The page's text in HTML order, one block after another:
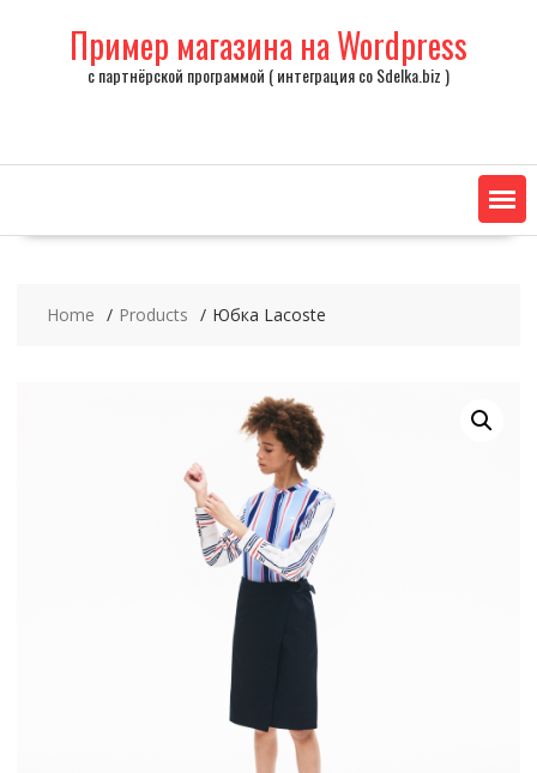
Пример магазина на Wordpress
с партнёрской программой ( интеграция со Sdelka.biz )
Home Products Юбка Lacoste